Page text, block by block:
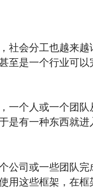
社会分工也越来
至是一个行业可
一个人或一个团
是有一种东西就
公司或一些团队
用这些框架，在